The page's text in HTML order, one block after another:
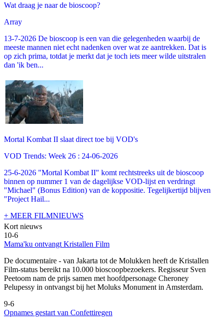
Wat draag je naar de bioscoop?
Array
13-7-2026 De bioscoop is een van die gelegenheden waarbij de
meeste mannen niet echt nadenken over wat ze aantrekken. Dat is
op zich prima, totdat je merkt dat je toch iets meer wilde uitstralen
dan 'ik ben...
Mortal Kombat II slaat direct toe bij VOD's
VOD Trends: Week 26 : 24-06-2026
25-6-2026 "Mortal Kombat II" komt rechtstreeks uit de bioscoop
binnen op nummer 1 van de dagelijkse VOD-lijst en verdringt
"Michael" (Bonus Edition) van de koppositie. Tegelijkertijd blijven
"Project Hail...
+ MEER FILMNIEUWS
Kort nieuws
10-6
Mama'ku ontvangt Kristallen Film
De documentaire - van Jakarta tot de Molukken heeft de Kristallen
Film-status bereikt na 10.000 bioscoopbezoekers. Regisseur Sven
Peetoom nam de prijs samen met hoofdpersonage Cheroney
Pelupessy in ontvangst bij het Moluks Monument in Amsterdam.
9-6
Opnames gestart van Confettiregen